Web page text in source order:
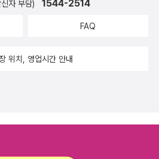
자 부담) 1544-2514
FAQ
위치, 영업시간 안내